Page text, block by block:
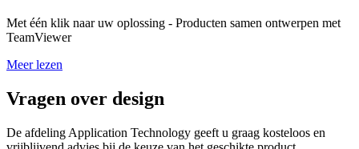
Met één klik naar uw oplossing - Producten samen ontwerpen met
TeamViewer
Meer lezen
Vragen over design
De afdeling Application Technology geeft u graag kosteloos en